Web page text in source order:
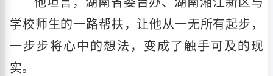
学校师生的一路帮扶，让他从一无所有起步，
一步步将心中的想法，变成了触手可及的现
实。